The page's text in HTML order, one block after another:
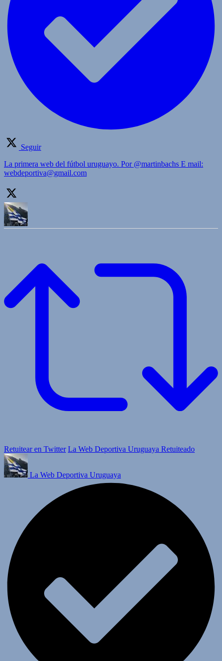
Seguir
La primera web del fútbol uruguayo. Por @martinbachs E mail:
webdeportiva@gmail.com
Retuitear en Twitter La Web Deportiva Uruguaya Retuiteado
La Web Deportiva Uruguaya